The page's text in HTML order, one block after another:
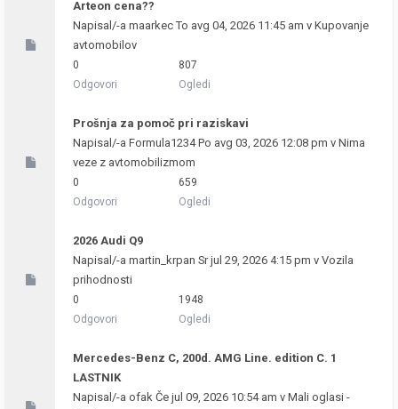
Arteon cena??
Napisal/-a maarkecTo avg 04, 2026 11:45 am v Kupovanje
avtomobilov
0
Odgovori
807
Ogledi
Prošnja za pomoč pri raziskavi
Napisal/-a Formula1234Po avg 03, 2026 12:08 pm v Nima
veze z avtomobilizmom
0
Odgovori
659
Ogledi
2026 Audi Q9
Napisal/-a martin_krpan Sr jul 29, 2026 4:15 pm v Vozila
prihodnosti
0
Odgovori
1948
Ogledi
Mercedes-Benz C, 200d. AMG Line. edition C. 1
LASTNIK
Napisal/-a ofak Če jul 09, 2026 10:54 am v Mali oglasi -